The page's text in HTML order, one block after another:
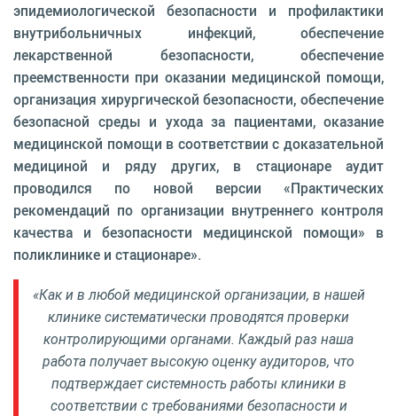
эпидемиологической безопасности и профилактики
внутрибольничных инфекций, обеспечение
лекарственной безопасности, обеспечение
преемственности при оказании медицинской помощи,
организация хирургической безопасности, обеспечение
безопасной среды и ухода за пациентами, оказание
медицинской помощи в соответствии с доказательной
медициной и ряду других, в стационаре аудит
проводился по новой версии «Практических
рекомендаций по организации внутреннего контроля
качества и безопасности медицинской помощи» в
поликлинике и стационаре».
«Как и в любой медицинской организации, в нашей
клинике систематически проводятся проверки
контролирующими органами. Каждый раз наша
работа получает высокую оценку аудиторов, что
подтверждает системность работы клиники в
соответствии с требованиями безопасности и